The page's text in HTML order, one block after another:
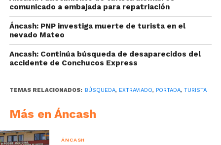
comunicado a embajada para repatriación
Áncash: PNP investiga muerte de turista en el
nevado Mateo
Ancash: Continúa búsqueda de desaparecidos del
accidente de Conchucos Express
TEMAS RELACIONADOS: BÚSQUEDA, EXTRAVIADO, PORTADA, TURISTA
Más en Áncash
ÁNCASH